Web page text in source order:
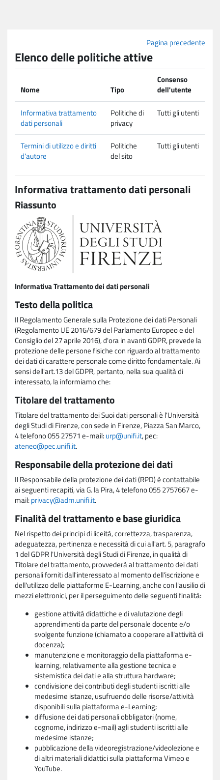
Pagina precedente
Elenco delle politiche attive
Nome Tipo
Consenso
dell'utente
Informativa trattamento
dati personali
Politiche di
privacy
Tutti gli utenti
Termini di utilizzo e diritti
d'autore
Politiche
del sito
Tutti gli utenti
Informativa trattamento dati personali
Riassunto
Informativa Trattamento dei dati personali
Testo della politica
Il Regolamento Generale sulla Protezione dei dati Personali
(Regolamento UE 2016/679 del Parlamento Europeo e del
Consiglio del 27 aprile 2016), d'ora in avanti GDPR, prevede la
protezione delle persone fisiche con riguardo al trattamento
dei dati di carattere personale come diritto fondamentale. Ai
sensi dell'art.13 del GDPR, pertanto, nella sua qualità di
interessato, la informiamo che:
Titolare del trattamento
Titolare del trattamento dei Suoi dati personali è l'Università
degli Studi di Firenze, con sede in Firenze, Piazza San Marco,
4 telefono 055 27571 e-mail:urp@unifi.it, pec:
ateneo@pec.unifi.it.
Responsabile della protezione dei dati
Il Responsabile della protezione dei dati (RPD) è contattabile
ai seguenti recapiti, via G. la Pira, 4 telefono 055 2757667 e-
mail:privacy@adm.unifi.it.
Finalità del trattamento e base giuridica
Nel rispetto dei principi di liceità, correttezza, trasparenza,
adeguatezza, pertinenza e necessità di cui all'art. 5, paragrafo
1 del GDPR l'Università degli Studi di Firenze, in qualità di
Titolare del trattamento, provvederà al trattamento dei dati
personali forniti dall'interessato al momento dell'iscrizione e
dell'utilizzo delle piattaforme E-Learning, anche con l'ausilio di
mezzi elettronici, per il perseguimento delle seguenti finalità:
gestione attività didattiche e di valutazione degli
apprendimenti da parte del personale docente e/o
svolgente funzione (chiamato a cooperare all'attività di
docenza);
manutenzione e monitoraggio della piattaforma e-
learning, relativamente alla gestione tecnica e
sistemistica dei dati e alla struttura hardware;
condivisione dei contributi degli studenti iscritti alle
medesime istanze, usufruendo delle risorse/attività
disponibili sulla piattaforma e-Learning;
diffusione dei dati personali obbligatori (nome,
cognome, indirizzo e-mail) agli studenti iscritti alle
medesime istanze;
pubblicazione della videoregistrazione/videolezione e
di altri materiali didattici sulla piattaforma Vimeo e
YouTube.